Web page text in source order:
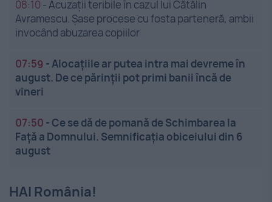
08:10 -Acuzații teribile în cazul lui Cătălin
Avramescu. Șase procese cu fosta parteneră, ambii
invocând abuzarea copiilor
07:59 -Alocațiile ar putea intra mai devreme în
august. De ce părinții pot primi banii încă de
vineri
07:50 -Ce se dă de pomană de Schimbarea la
Față a Domnului. Semnificația obiceiului din 6
august
HAI România!